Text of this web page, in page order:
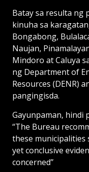
Batay sa resulta ng
kinuha sa
Bongabong,
Naujan,
Mindoro at Caluya
ng Department of
Resources (DENR)
pangingisda.
Gayunpaman, hindi
“The Bureau
these municipalities
yet conclusive
concerned”